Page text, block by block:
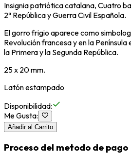
Insignia patriótica catalana, Cuatro
2ª República y Guerra Civil Española.
El gorro frigio aparece como
Revolución francesa y en la
la Primera y la Segunda República.
25 x 20 mm.
Latón estampado
Disponibilidad:
Me Gusta:
Añadir al Carrito
Proceso del metodo de pago